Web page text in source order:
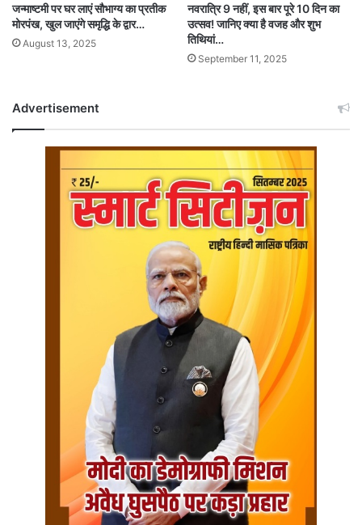
जन्माष्टमी पर घर लाएं सौभाग्य का प्रतीक
मोरपंख, खुल जाएंगे समृद्धि के द्वार…
August 13, 2025
नवरात्रि 9 नहीं, इस बार पूरे 10 दिन का
उत्सव! जानिए क्या है वजह और शुभ
तिथियां…
September 11, 2025
Advertisement